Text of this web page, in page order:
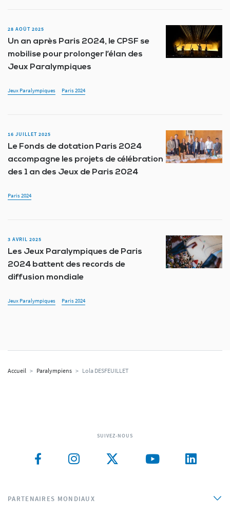
28 AOÛT 2025
Un an après Paris 2024, le CPSF se
mobilise pour prolonger l’élan des
Jeux Paralympiques
Jeux Paralympiques Paris 2024
16 JUILLET 2025
Le Fonds de dotation Paris 2024
accompagne les projets de célébration
des 1 an des Jeux de Paris 2024
Paris 2024
3 AVRIL 2025
Les Jeux Paralympiques de Paris
2024 battent des records de
diffusion mondiale
Jeux Paralympiques Paris 2024
Accueil > Paralympiens > Lola DESFEUILLET
SUIVEZ-NOUS
PARTENAIRES MONDIAUX